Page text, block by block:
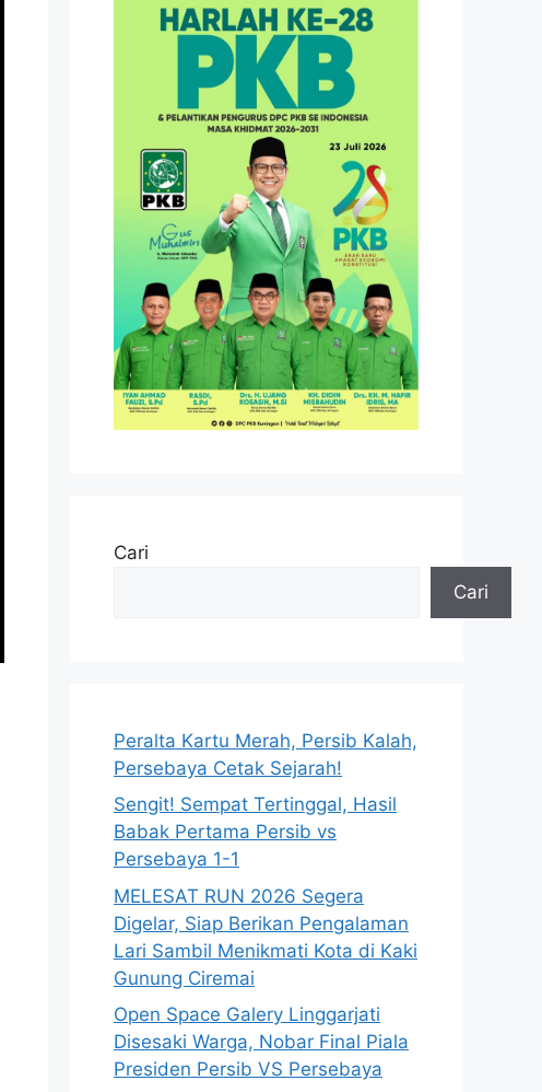
Cari
Cari
Peralta Kartu Merah, Persib Kalah,
Persebaya Cetak Sejarah!
Sengit! Sempat Tertinggal, Hasil
Babak Pertama Persib vs
Persebaya 1-1
MELESAT RUN 2026 Segera
Digelar, Siap Berikan Pengalaman
Lari Sambil Menikmati Kota di Kaki
Gunung Ciremai
Open Space Galery Linggarjati
Disesaki Warga, Nobar Final Piala
Presiden Persib VS Persebaya